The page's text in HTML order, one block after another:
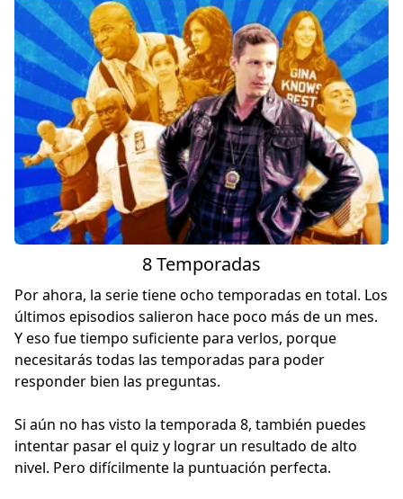
8 Temporadas
Por ahora, la serie tiene ocho temporadas en total. Los
últimos episodios salieron hace poco más de un mes.
Y eso fue tiempo suficiente para verlos, porque
necesitarás todas las temporadas para poder
responder bien las preguntas.
Si aún no has visto la temporada 8, también puedes
intentar pasar el quiz y lograr un resultado de alto
nivel. Pero difícilmente la puntuación perfecta.